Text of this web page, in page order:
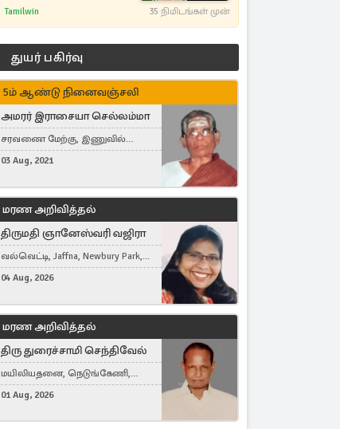
அதிரடியாக களமிறங்கிய
Tamilwin 35 நிமிடங்கள் முன்
துயர் பகிர்வு
5ம் ஆண்டு நினைவஞ்சலி
அமரர் இராசையா செல்லம்மா
சரவணை மேற்கு, இணுவில்
கிழக்கு
03 Aug, 2021
மரண அறிவித்தல்
திருமதி ஞானேஸ்வரி வஜிரா
வல்வெட்டி, Jaffna, Newbury Park,
United Kingdom
04 Aug, 2026
மரண அறிவித்தல்
திரு துரைச்சாமி செந்திவேல்
மயிலியதனை, நெடுங்கேணி,
கம்பர்மலை
01 Aug, 2026